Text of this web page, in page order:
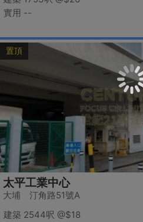
實用 --
置頂
太平工業中心
大埔 汀角路51號A
建築 2544呎 @$18